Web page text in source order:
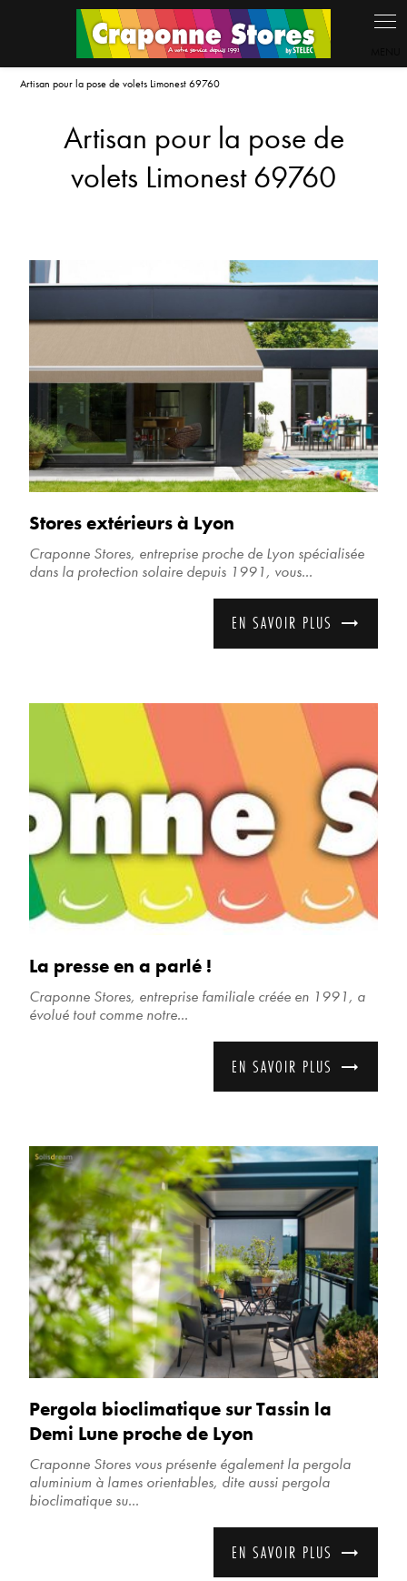
Artisan pour la pose de volets Limonest 69760
Artisan pour la pose de
volets Limonest 69760
Stores extérieurs à Lyon
Craponne Stores, entreprise proche de Lyon spécialisée
dans la protection solaire depuis 1991, vous...
EN SAVOIR PLUS
La presse en a parlé !
Craponne Stores, entreprise familiale créée en 1991, a
évolué tout comme notre...
EN SAVOIR PLUS
Pergola bioclimatique sur Tassin la
Demi Lune proche de Lyon
Craponne Stores vous présente également la pergola
aluminium à lames orientables, dite aussi pergola
bioclimatique su...
EN SAVOIR PLUS
Panneau de gestion des cookies